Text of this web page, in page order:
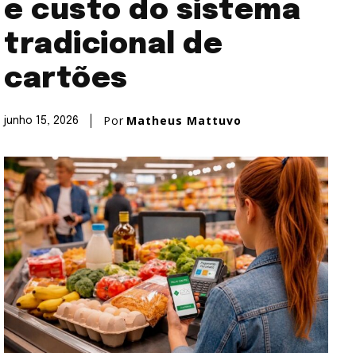
e custo do sistema
tradicional de
cartões
junho 15, 2026 Por Matheus Mattuvo